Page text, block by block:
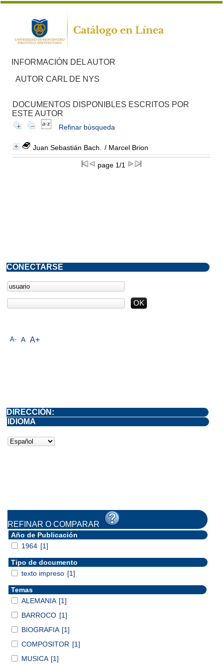
INFORMACIÓN DEL AUTOR
AUTOR CARL DE NYS
DOCUMENTOS DISPONIBLES ESCRITOS POR
ESTE AUTOR
Refinar búsqueda
Juan Sebastián Bach. / Marcel Brion
page 1/1
A- A A+
CONECTARSE
DIRECCIÓN:
IDIOMA
REFINAR O COMPARAR
Año de Publicación
1964 [1]
Tipo de documento
texto impreso [1]
Temas
ALEMANIA [1]
BARROCO [1]
BIOGRAFIA [1]
COMPOSITOR [1]
MUSICA [1]